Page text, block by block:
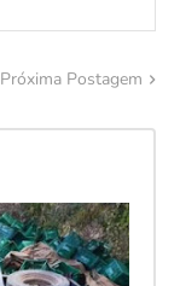
Próxima Postagem